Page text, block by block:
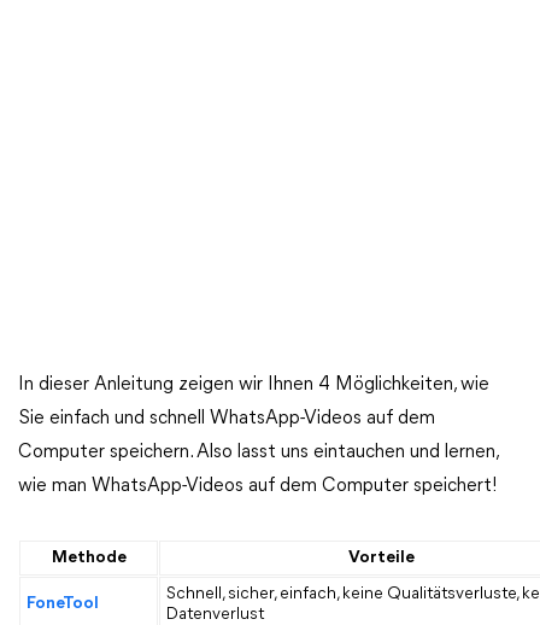
In dieser Anleitung zeigen wir Ihnen 4 Möglichkeiten, wie
Sie einfach und schnell WhatsApp-Videos auf dem
Computer speichern. Also lasst uns eintauchen und lernen,
wie man WhatsApp-Videos auf dem Computer speichert!
Methode Vorteile
FoneTool
Schnell, sicher, einfach, keine Qualitätsverluste,
Datenverlust